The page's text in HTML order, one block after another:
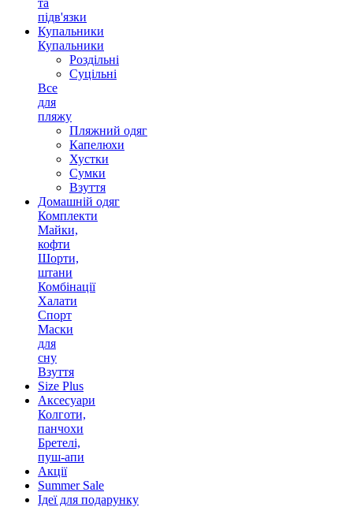
та
підв'язки
Купальники
Купальники
Роздільні
Суцільні
Все
для
пляжу
Пляжний одяг
Капелюхи
Хустки
Сумки
Взуття
Домашній одяг
Комплекти
Майки,
кофти
Шорти,
штани
Комбінації
Халати
Спорт
Маски
для
сну
Взуття
Size Plus
Аксесуари
Колготи,
панчохи
Бретелі,
пуш-апи
Акції
Summer Sale
Ідеї для подарунку